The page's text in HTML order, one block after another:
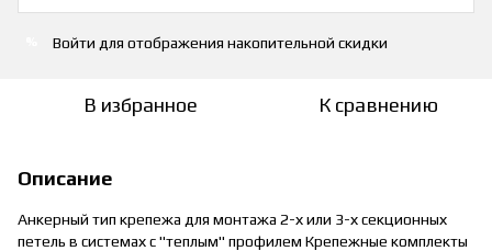
Войти для отображения накопительной скидки
В избранное К сравнению
Описание
Анкерный тип крепежа для монтажа 2-х или 3-х секционных
петель в системах с "теплым" профилем Крепежные комплекты